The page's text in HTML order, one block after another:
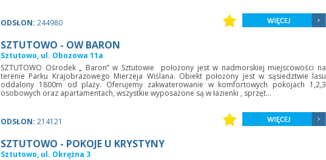
ODSŁON: 244980
SZTUTOWO - OW BARON
Sztutowo, ul. Obozowa 11a
SZTUTOWO Ośrodek „ Baron” w Sztutowie położony jest w nadmorskiej miejscowości na
terenie Parku Krajobrazowego Mierzeja Wiślana. Obiekt położony jest w sąsiedztwie lasu
oddalony 1800m od plaży. Oferujemy zakwaterowanie w komfortowych pokojach 1,2,3
osobowych oraz apartamentach, wszystkie wyposażone są w łazienki , sprzęt...
ODSŁON: 214121
SZTUTOWO - POKOJE U KRYSTYNY
Sztutowo, ul. Okrężna 3